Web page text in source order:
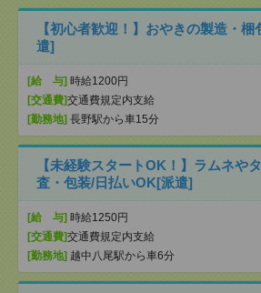
【初心者歓迎！】おやきの製造・
遣]
[給 与] 時給1200円
[交通費]交通費規定内支給
[勤務地] 長野駅から車15分
【未経験スタートOK！】ラムネや
査・包装/日払いOK[派遣]
[給 与] 時給1250円
[交通費]交通費規定内支給
[勤務地] 越中八尾駅から車6分